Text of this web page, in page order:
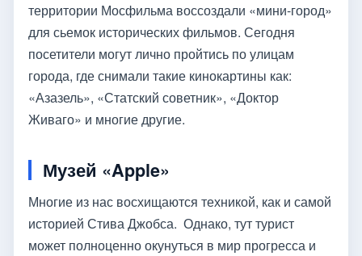
территории Мосфильма воссоздали «мини-город»
для сьемок исторических фильмов. Сегодня
посетители могут лично пройтись по улицам
города, где снимали такие кинокартины как:
«Азазель», «Статский советник», «Доктор
Живаго» и многие другие.
Музей «Apple»
Многие из нас восхищаются техникой, как и самой
историей Стива Джобса. Однако, тут турист
может полноценно окунуться в мир прогресса и